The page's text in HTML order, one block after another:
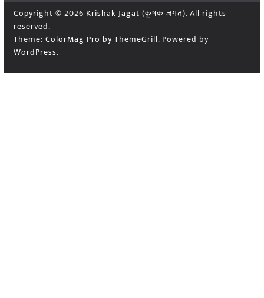
Copyright © 2026 Krishak Jagat (कृषक जगत). All rights
reserved.
Theme: ColorMag Pro by ThemeGrill. Powered by
WordPress.